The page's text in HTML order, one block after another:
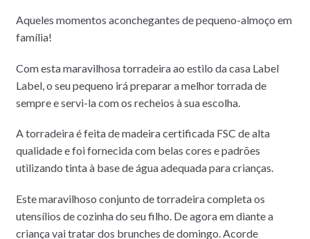
Aqueles momentos aconchegantes de pequeno-almoço em
família!
Com esta maravilhosa torradeira ao estilo da casa Label
Label, o seu pequeno irá preparar a melhor torrada de
sempre e servi-la com os recheios à sua escolha.
A torradeira é feita de madeira certificada FSC de alta
qualidade e foi fornecida com belas cores e padrões
utilizando tinta à base de água adequada para crianças.
Este maravilhoso conjunto de torradeira completa os
utensílios de cozinha do seu filho. De agora em diante a
criança vai tratar dos brunches de domingo. Acorde